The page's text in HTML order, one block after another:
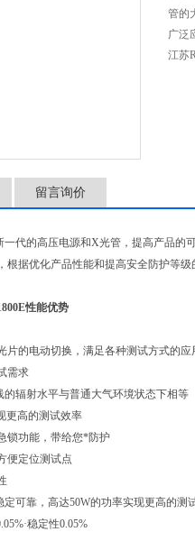
管的
广泛
江苏
留言询价
代的高压电源和X光管，提高产品
根据优化产品性能和提高安全防护等级
性能优势
片的电动切换，满足各种测试方式的应
需求
辐射水平与普通大气环境状态下相等
更高的测试效率
锁功能，带给您*防护
便定位测试点
可靠，高达50W的功率实现更高的测
稳定性0.05%